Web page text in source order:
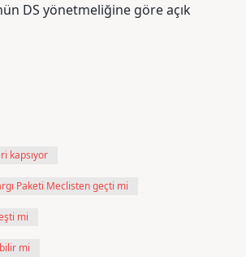
DS yönetmeliğine göre açık
kapsıyor
Paketi Meclisten geçti mi
mi
mi